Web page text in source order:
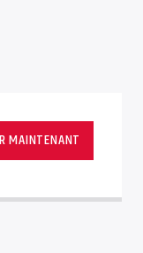
MAINTENANT